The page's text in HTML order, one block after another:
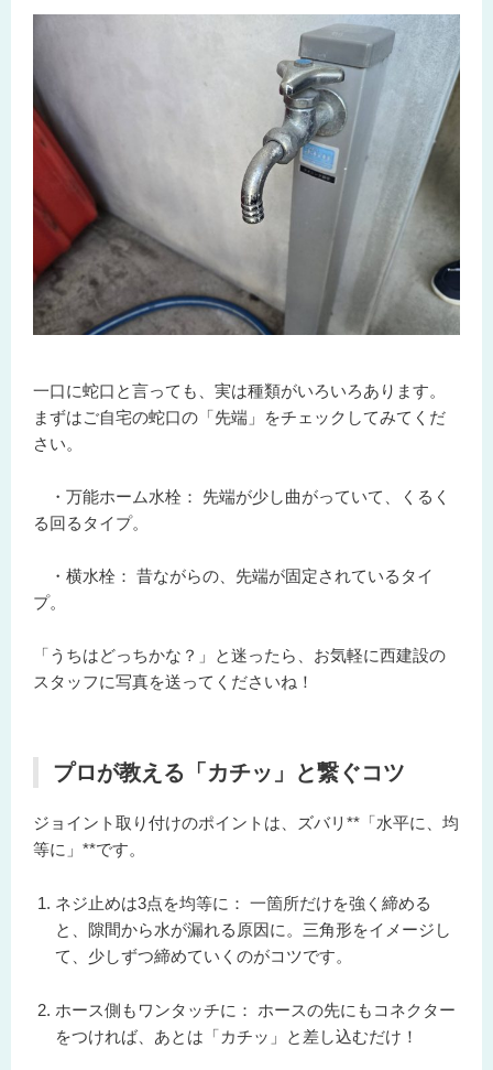
一口に蛇口と言っても、実は種類がいろいろあります。
まずはご自宅の蛇口の「先端」をチェックしてみてくだ
さい。
・万能ホーム水栓：
先端が少し曲がっていて、くるく
る回るタイプ。
・横水栓： 昔ながらの、先端が固定されているタイ
プ。
「うちはどっちかな？」と迷ったら、お気軽に西建設の
スタッフに写真を送ってくださいね！
プロが教える「カチッ」と繋ぐコツ
ジョイント取り付けのポイントは、ズバリ**「水平に、均
等に」**です。
ネジ止めは3点を均等に： 一箇所だけを強く締める
と、隙間から水が漏れる原因に。三角形をイメージし
て、少しずつ締めていくのがコツです。
ホース側もワンタッチに：
ホースの先にもコネクター
をつければ、あとは「カチッ」と差し込むだけ！